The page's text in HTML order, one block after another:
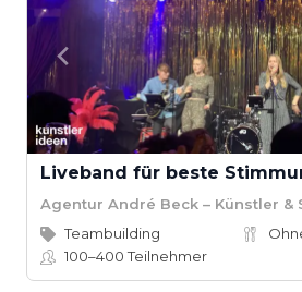
Agentur André Beck – Künstler &
Teambuilding
100–400Teilnehmer